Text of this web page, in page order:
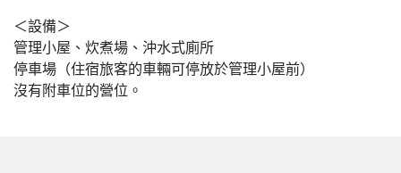
＜設備＞
管理小屋、炊煮場、沖水式廁所
停車場（住宿旅客的車輛可停放於管理小屋前）
沒有附車位的營位。